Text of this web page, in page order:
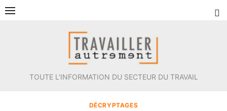
Aller
TOUTE L'INFORMATION DU SECTEUR DU TRAVAIL
DÉCRYPTAGES